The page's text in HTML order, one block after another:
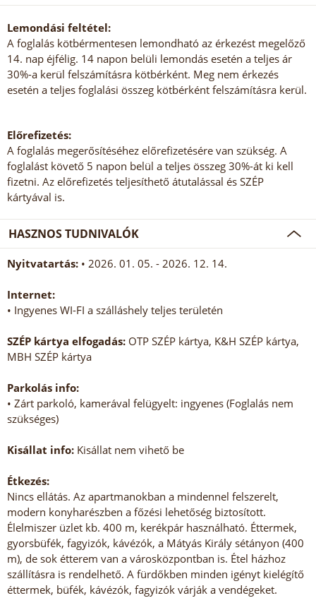
Lemondási feltétel:
A foglalás kötbérmentesen lemondható az érkezést megelőző
14. nap éjfélig. 14 napon belüli lemondás esetén a teljes ár
30%-a kerül felszámításra kötbérként. Meg nem érkezés
esetén a teljes foglalási összeg kötbérként felszámításra kerül.
Előrefizetés:
A foglalás megerősítéséhez előrefizetésére van szükség. A
foglalást követő 5 napon belül a teljes összeg 30%-át ki kell
fizetni. Az előrefizetés teljesíthető átutalással és SZÉP
kártyával is.
HASZNOS TUDNIVALÓK
Nyitvatartás: • 2026. 01. 05. - 2026. 12. 14.
Internet:
• Ingyenes WI-FI a szálláshely teljes területén
SZÉP kártya elfogadás: OTP SZÉP kártya, K&H SZÉP kártya,
MBH SZÉP kártya
Parkolás info:
• Zárt parkoló, kamerával felügyelt: ingyenes (Foglalás nem
szükséges)
Kisállat info: Kisállat nem vihető be
Étkezés:
Nincs ellátás. Az apartmanokban a mindennel felszerelt,
modern konyharészben a főzési lehetőség biztosított.
Élelmiszer üzlet kb. 400 m, kerékpár használható. Éttermek,
gyorsbüfék, fagyizók, kávézók, a Mátyás Király sétányon (400
m), de sok étterem van a városközpontban is. Étel házhoz
szállításra is rendelhető. A fürdőkben minden igényt kielégítő
éttermek, büfék, kávézók, fagyizók várják a vendégeket.